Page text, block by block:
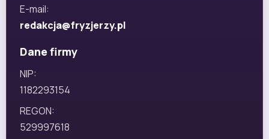
E-mail:
redakcja@fryzjerzy.pl
Dane firmy
NIP:
1182293154
REGON:
529997618